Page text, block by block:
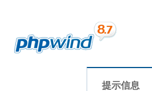
提示信息